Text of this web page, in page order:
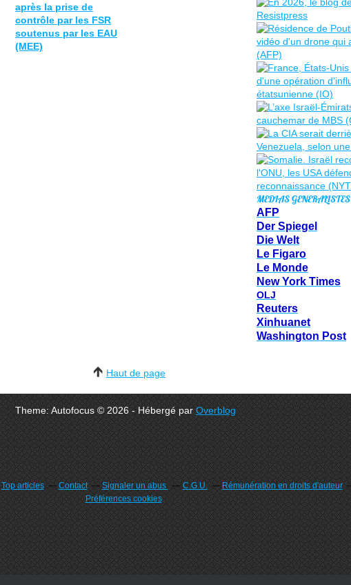
après la prise de
contrôle par les FSR
soutenus par les EAU
(MEE)
MEDIAS GENERALISTES
AFP
Der Spiegel
Die Welt
Le Figaro
Le Monde
New York Times
OLJ
Reuters
Xinhuanet
Washington Post
Haut de page
Theme: Autofocus © 2026 - Hébergé parOverblog
Top articles Contact Signaler un abus C.G.U. Rémunération en droits d'auteur
Préférences cookies